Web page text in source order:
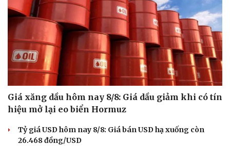
Giá xăng dầu hôm nay 8/8: Giá dầu giảm khi có tín
hiệu mở lại eo biển Hormuz
Tỷ giá USD hôm nay 8/8: Giá bán USD hạ xuống còn
26.468 đồng/USD